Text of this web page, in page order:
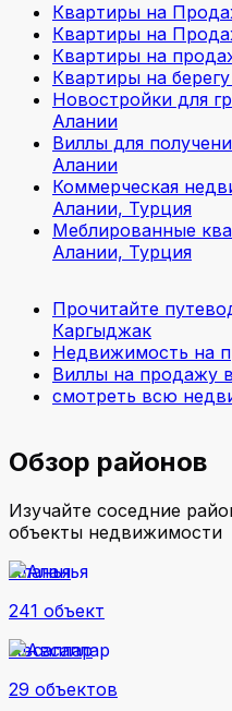
Квартиры на
Квартиры на
Квартиры на
Квартиры на
Новостройки для
Алании
Виллы для
Алании
Коммерческая
Алании, Турция
Меблированные
Алании, Турция
Прочитайте
Каргыджак
Недвижимость на
Виллы на продажу
смотреть всю
Обзор районов
Изучайте соседние
объекты недвижимости
Аланья
241 объект
Авсаллар
29 объектов